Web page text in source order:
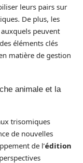
leurs pairs sur
De plus, les
peuvent
éléments clés
matière de gestion
animale et la
trisomiques
de nouvelles
de l’édition